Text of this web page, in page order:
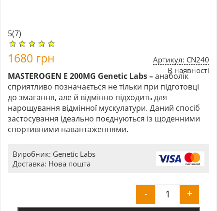
5(7)
Артикул: CN240
В наявності
1680 грн
MASTEROGEN E 200MG Genetic Labs –анаболік
сприятливо позначається не тільки при підготовці
до змагання, але й відмінно підходить для
нарощування відмінної мускулатури. Даний спосіб
застосування ідеально поєднуються із щоденними
спортивними навантаженнями.
Виробник: Genetic Labs
Доставка: Нова пошта
- +